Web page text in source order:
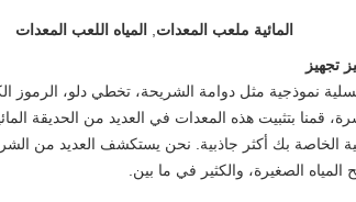
المائية ملعب المعدات
المياه اللعب المعدات
تجهيز
نموذجية مثل دوامة الشريحة، تخطي دلو، الرموز
قمنا بتثبيت هذه المعدات في العديد من الحديقة
الخاصة بك أكثر جاذبية. نحن يستكشف العديد من
المياه الصغيرة، والكثير في ما بين.